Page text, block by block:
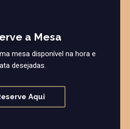
a Mesa
mesa disponível na hora e
desejadas.
Aqui